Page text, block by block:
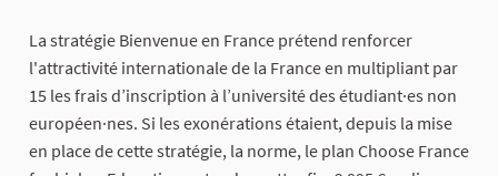
La stratégie Bienvenue en France prétend renforcer
l'attractivité internationale de la France en multipliant par
15 les frais d’inscription à l’université des étudiant·es non
européen·nes. Si les exonérations étaient, depuis la mise
en place de cette stratégie, la norme, le plan Choose France